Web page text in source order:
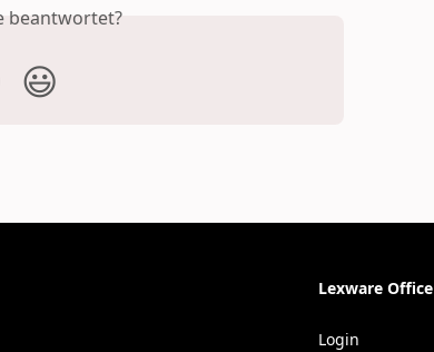
beantwortet?
😃
Lexware Office
Login